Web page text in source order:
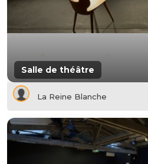
Salle de théâtre
La Reine Blanche